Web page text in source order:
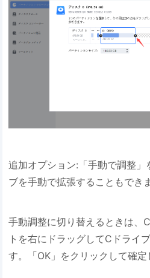
追加オプション:「手動で調整」
ブを手動で拡張することもでき
手動調整に切り替えるときは、
トを右にドラッグしてCドライ
す。「OK」をクリックして確定